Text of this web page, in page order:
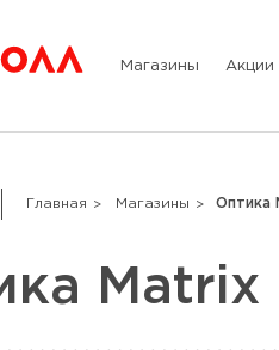
Магазины Акции
Главная Магазины Оптика
Matrix